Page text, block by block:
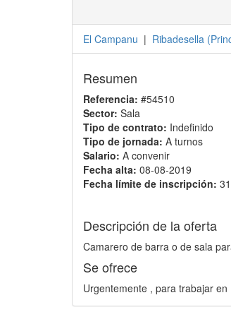
El Campanu | Ribadesella (
Resumen
Referencia: #54510
Sector: Sala
Tipo de contrato: Indefinido
Tipo de jornada: A turnos
Salario: A convenir
Fecha alta: 08-08-2019
Fecha límite de inscripción:
Descripción de la oferta
Camarero de barra o de sala
Se ofrece
Urgentemente , para trabajar